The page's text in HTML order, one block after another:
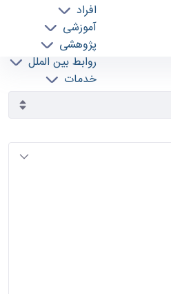
افراد
آموزشی
پژوهشی
روابط بین الملل
خدمات